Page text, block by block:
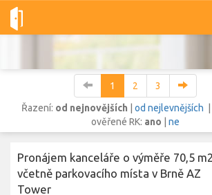
Dobré-nemovitosti.cz obec Brno, okres
1 2
3
Řazení: od nejnovějších od nejlevnějších
ověřené RK: ano ne
Pronájem kanceláře o výměře 70,5
včetně parkovacího místa v Brně AZ
Tower